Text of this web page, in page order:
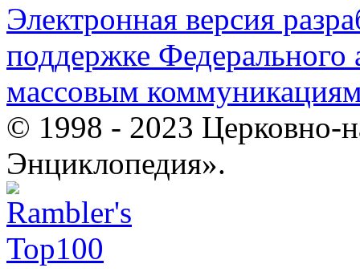
Электронная версия
поддержке Федерального
массовым
© 1998 - 2023 Церковно-
Энциклопедия».